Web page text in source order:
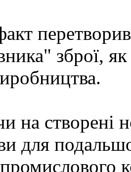
зброї, як
на створені
для